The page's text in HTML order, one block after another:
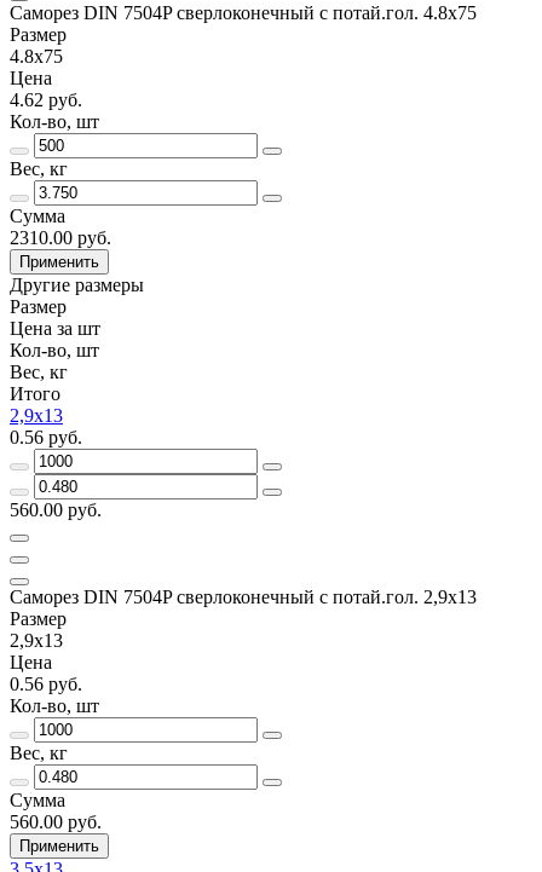
Саморез DIN 7504P сверлоконечный с потай.гол. 4.8x75
Размер
4.8x75
Цена
4.62 руб.
Кол-во, шт
Вес, кг
Сумма
2310.00 руб.
Применить
Другие размеры
Размер
Цена за шт
Кол-во, шт
Вес, кг
Итого
2,9x13
0.56 руб.
560.00 руб.
Саморез DIN 7504P сверлоконечный с потай.гол. 2,9x13
Размер
2,9x13
Цена
0.56 руб.
Кол-во, шт
Вес, кг
Сумма
560.00 руб.
Применить